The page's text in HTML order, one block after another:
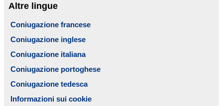
Altre lingue
Coniugazione francese
Coniugazione inglese
Coniugazione italiana
Coniugazione portoghese
Coniugazione tedesca
Informazioni sui cookie